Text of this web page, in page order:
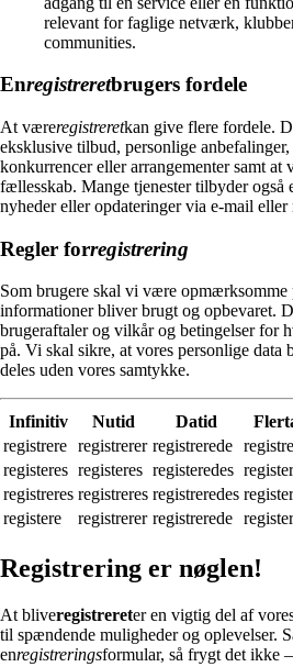
relevant for faglige netværk,
communities.
Enregistreretbrugers fordele
At væreregistreretkan give flere fordele.
eksklusive tilbud, personlige
konkurrencer eller arrangementer samt at
fællesskab. Mange tjenester tilbyder også
nyheder eller opdateringer via e-mail
Regler forregistrering
Som brugere skal vi være opmærksomme
informationer bliver brugt og opbevaret.
brugeraftaler og vilkår og betingelser for
på. Vi skal sikre, at vores personlige data
deles uden vores samtykke.
Infinitiv Nutid Datid
registrere registrerer registrerede
registeres registeres registeredes
registreres registreres registreredes
registere
registrerer registrerede
Registrering er nøglen!
At bliveregistrereter en vigtig del af
til spændende muligheder og oplevelser.
enregistreringsformular, så frygt det ikke